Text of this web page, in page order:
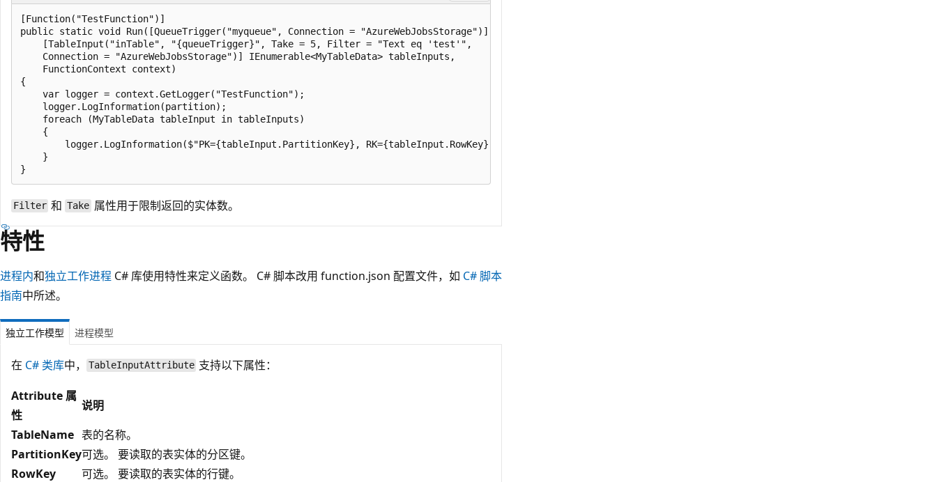
[Function("TestFunction")]
public static void Run([QueueTrigger("myqueue", Connection = "AzureWebJobsStorage")] string partition,
    [TableInput("inTable", "{queueTrigger}", Take = 5, Filter = "Text eq 'test'",
    Connection = "AzureWebJobsStorage")] IEnumerable<MyTableData> tableInputs,
    FunctionContext context)
{
    var logger = context.GetLogger("TestFunction");
    logger.LogInformation(partition);
    foreach (MyTableData tableInput in tableInputs)
    {
        logger.LogInformation($"PK={tableInput.PartitionKey}, RK={tableInput.RowKey}, Text={tableInput.Text}");
    }
Filter 和Take属性用于限制返回的实体数。
特性
进程内和独立工作进程 C# 库使用特性来定义函数。 C# 脚本改用 function.json 配置文件，如 C# 脚本
指南中所述。
独立工作模型 进程模型
在 C# 类库中， TableInputAttribute 支持以下属性：
Attribute 属
性
说明
TableName 表的名称。
PartitionKey可选。 要读取的表实体的分区键。
RowKey
可选。 要读取的表实体的行键。